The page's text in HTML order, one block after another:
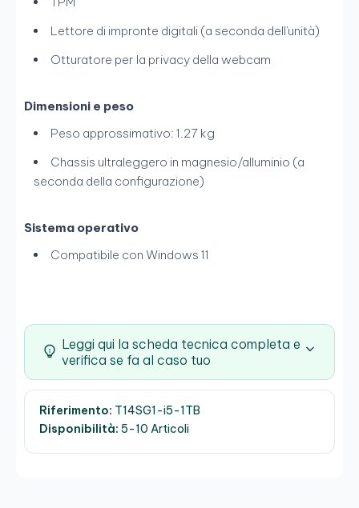
Lettore di impronte digitali (a seconda dell'unità)
Otturatore per la privacy della webcam
Dimensioni e peso
Peso approssimativo: 1.27 kg
Chassis ultraleggero in magnesio/alluminio (a
seconda della configurazione)
Sistema operativo
Compatibile con Windows 11
Leggi qui la scheda tecnica completa e
verifica se fa al caso tuo
Riferimento: T14SG1-i5-1TB
Disponibilità: 5-10 Articoli